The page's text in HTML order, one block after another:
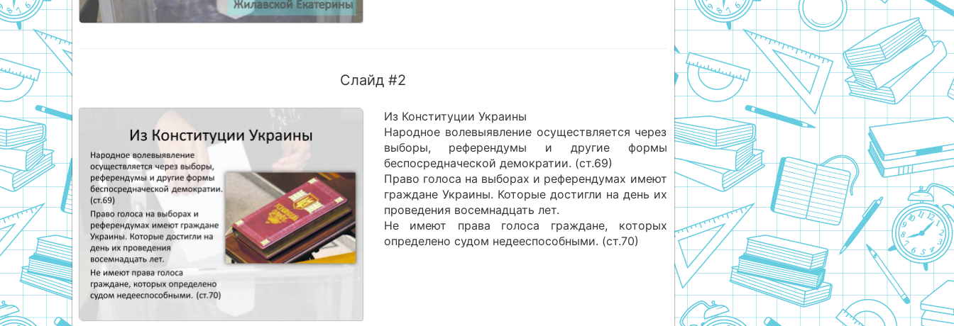
Слайд #2
Из Конституции Украины
Народное волевыявление осуществляется через
выборы, референдумы и другие формы
беспосредначеской демократии. (ст.69)
Право голоса на выборах и референдумах имеют
граждане Украины. Которые достигли на день их
проведения восемнадцать лет.
Не имеют права голоса граждане, которых
определено судом недееспособными. (ст.70)